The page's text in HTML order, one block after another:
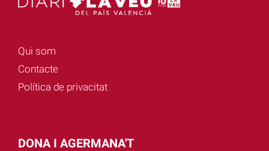
Qui som
Contacte
Política de privacitat
DONA I AGERMANA'T